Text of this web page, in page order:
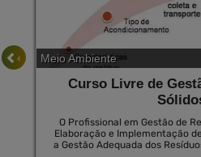
Meio Ambiente
Curso Livre de
O Profissional em Gestão de
Elaboração e Implementação
a Gestão Adequada dos
‹